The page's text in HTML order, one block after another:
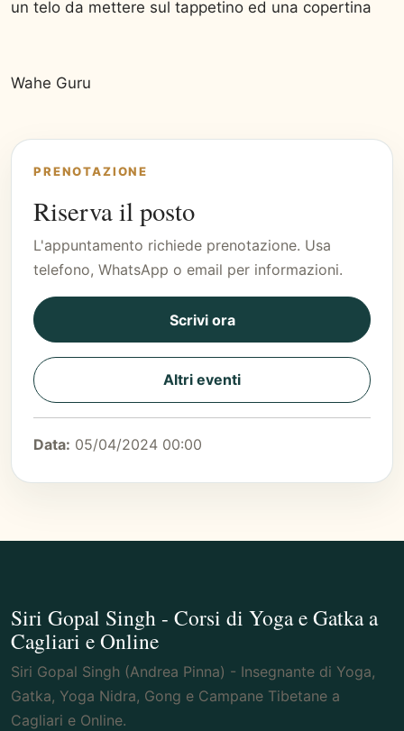
un telo da mettere sul tappetino ed una copertina
Wahe Guru
PRENOTAZIONE
Riserva il posto
L'appuntamento richiede prenotazione. Usa
telefono, WhatsApp o email per informazioni.
Scrivi ora
Altri eventi
Data: 05/04/2024 00:00
Siri Gopal Singh - Corsi di Yoga e Gatka a
Cagliari e Online
Siri Gopal Singh (Andrea Pinna) - Insegnante di Yoga,
Gatka, Yoga Nidra, Gong e Campane Tibetane a
Cagliari e Online.